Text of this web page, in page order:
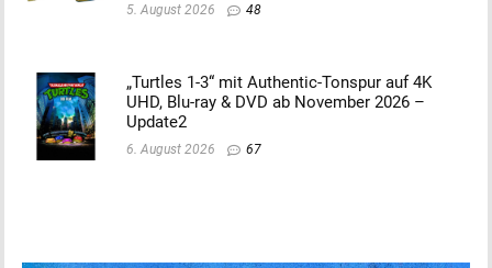
5. August 2026 48
„Turtles 1-3“ mit Authentic-Tonspur auf 4K
UHD, Blu-ray & DVD ab November 2026 –
Update2
6. August 2026 67